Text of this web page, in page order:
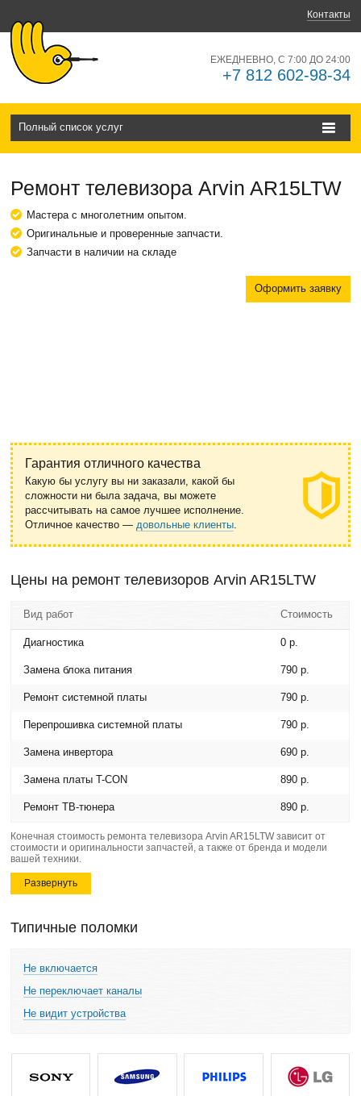
Контакты
ЕЖЕДНЕВНО, С 7:00 ДО 24:00
+7 812 602-98-34
Полный список услуг
Ремонт телевизора Arvin AR15LTW
Мастера с многолетним опытом.
Оригинальные и проверенные запчасти.
Запчасти в наличии на складе
Оформить заявку
Гарантия отличного качества
Какую бы услугу вы ни заказали, какой бы
сложности ни была задача, вы можете
рассчитывать на самое лучшее исполнение.
Отличное качество —довольные клиенты.
Цены на ремонт телевизоров Arvin AR15LTW
Вид работ Стоимость
Диагностика 0 р.
Замена блока питания 790 р.
Ремонт системной платы 790 р.
Перепрошивка системной платы 790 р.
Замена инвертора 690 р.
Замена платы T-CON 890 р.
Ремонт ТВ-тюнера 890 р.
Конечная стоимость ремонта телевизора Arvin AR15LTW зависит от
стоимости и оригинальности запчастей, а также от бренда и модели
вашей техники.
Развернуть
Типичные поломки
Не включается
Не переключает каналы
Не видит устройства